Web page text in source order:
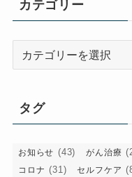
ブ
カテゴリー
ー
タグ
お知らせ (43) がん治療
コロナ (31) セルフケア